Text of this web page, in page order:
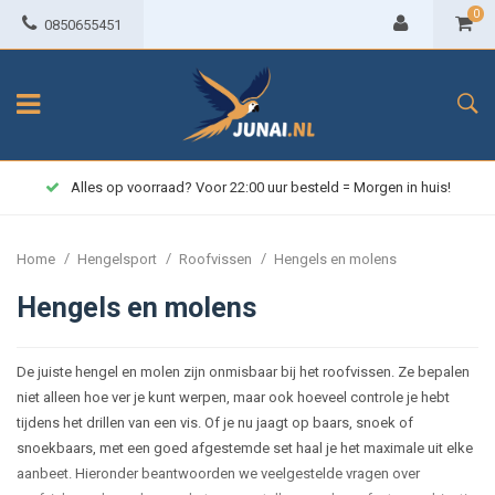
0850655451
0
Alles op voorraad? Voor 22:00 uur besteld = Morgen in huis!
Home / Hengelsport / Roofvissen / Hengels en molens
Hengels en molens
De juiste hengel en molen zijn onmisbaar bij het roofvissen. Ze bepalen
niet alleen hoe ver je kunt werpen, maar ook hoeveel controle je hebt
tijdens het drillen van een vis. Of je nu jaagt op baars, snoek of
snoekbaars, met een goed afgestemde set haal je het maximale uit elke
aanbeet. Hieronder beantwoorden we veelgestelde vragen over